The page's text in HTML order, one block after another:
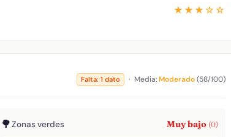
★★★☆☆
Falta: 1 dato · Media:Moderado(58/100)
🌳Zonas verdes Muy bajo (0)